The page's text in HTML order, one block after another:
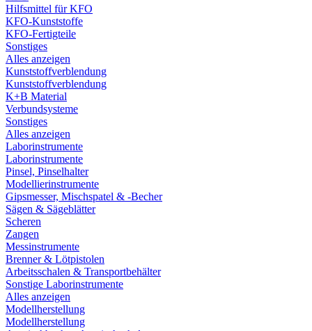
Hilfsmittel für KFO
KFO-Kunststoffe
KFO-Fertigteile
Sonstiges
Alles anzeigen
Kunststoffverblendung
Kunststoffverblendung
K+B Material
Verbundsysteme
Sonstiges
Alles anzeigen
Laborinstrumente
Laborinstrumente
Pinsel, Pinselhalter
Modellierinstrumente
Gipsmesser, Mischspatel & -Becher
Sägen & Sägeblätter
Scheren
Zangen
Messinstrumente
Brenner & Lötpistolen
Arbeitsschalen & Transportbehälter
Sonstige Laborinstrumente
Alles anzeigen
Modellherstellung
Modellherstellung